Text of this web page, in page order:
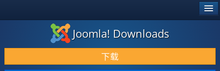
下载 & 扩展
发现 & 学习
Joomla! Downloads
下载